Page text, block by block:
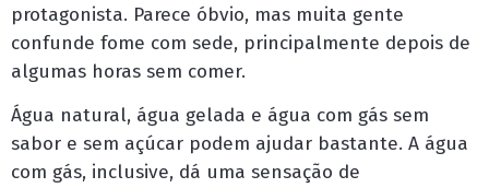
protagonista. Parece óbvio, mas muita gente
confunde fome com sede, principalmente depois de
algumas horas sem comer.
Água natural, água gelada e água com gás sem
sabor e sem açúcar podem ajudar bastante. A água
com gás, inclusive, dá uma sensação de